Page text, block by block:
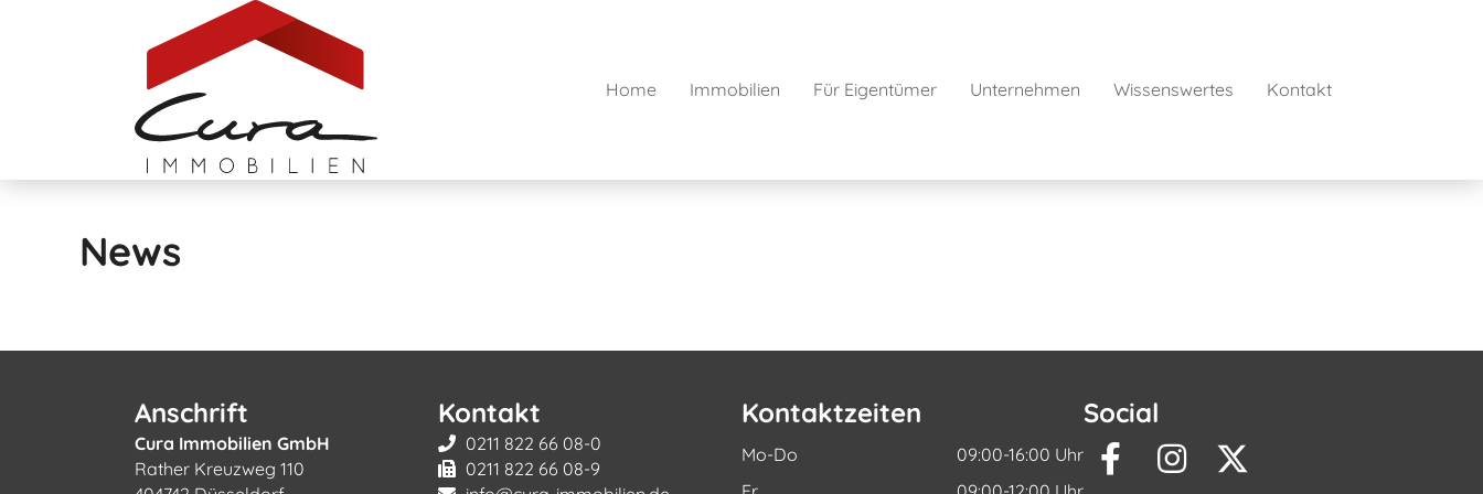
Home Immobilien Für Eigentümer Unternehmen Wissenswertes Kontakt
News
Anschrift
Cura Immobilien GmbH
Rather Kreuzweg 110
Kontakt
0211 822 66 08-0
0211 822 66 08-9
Kontaktzeiten
Mo-Do
09:00-16:00 Uhr
Social